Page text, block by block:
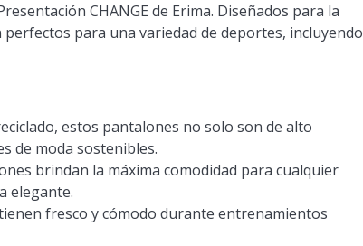
CHANGE de Erima. Diseñados para la
para una variedad de deportes, incluyendo
estos pantalones no solo son de alto
de moda sostenibles.
brindan la máxima comodidad para cualquier
elegante.
fresco y cómodo durante entrenamientos